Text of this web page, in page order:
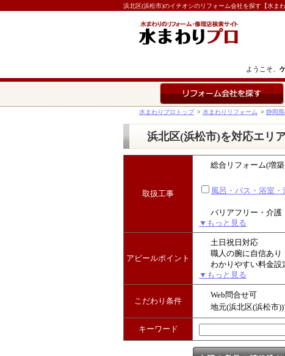
浜北区(浜松市)のイチオシのリフォーム会社を探す【水まわ
ようこそ、
水まわりプロトップ > 水まわりリフォーム > 静岡
浜北区(浜松市)を対応エリ
取扱工事
総合リフォーム(増
風呂・バス・浴室・
バリアフリー・介護
▼もっと見る
アピールポイント
土日祝日対応
職人の腕に自信あり
わかりやすい料金設
▼もっと見る
こだわり条件
Web問合せ可
地元(浜北区(浜松市
キーワード